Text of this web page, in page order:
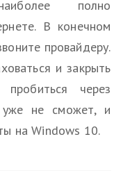
полно
В конечном
провайдеру.
и закрыть
через
уже не сможет, и
на Windows 10.